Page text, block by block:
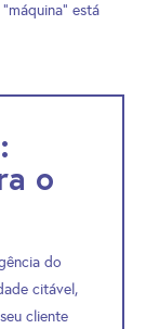
está
o
do
citável,
cliente